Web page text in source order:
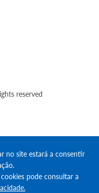
reserved
no site estará a consentir
pode consultar a